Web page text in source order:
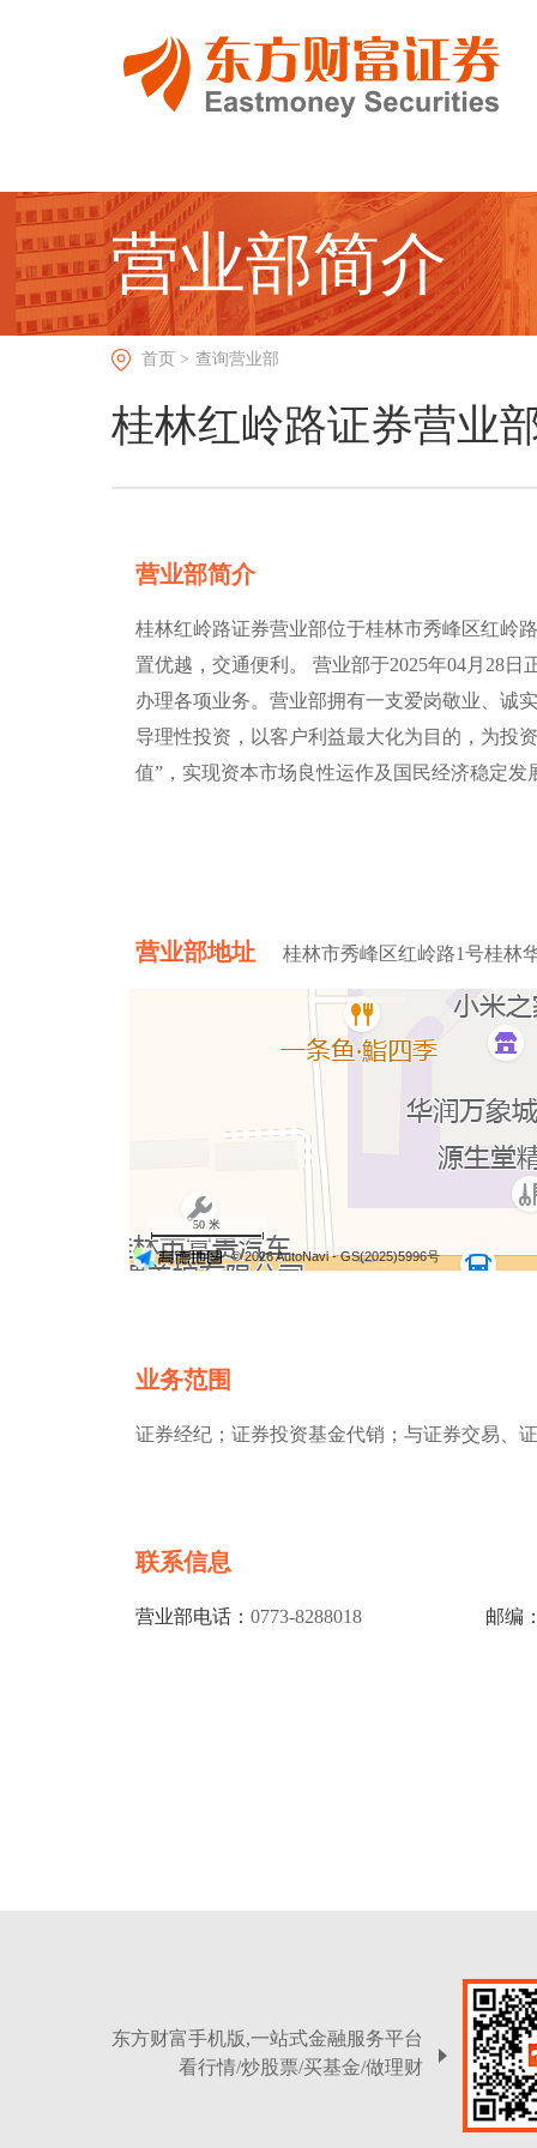
营业部简介
首页 > 查询营业部
桂林红岭路证券营业
营业部简介
桂林红岭路证券营业部位于桂林市秀峰区红岭
置优越，交通便利。 营业部于2025年04月28
办理各项业务。营业部拥有一支爱岗敬业、诚
导理性投资，以客户利益最大化为目的，为投
值”，实现资本市场良性运作及国民经济稳定发
营业部地址 桂林市秀峰区红岭路1号桂林
50 米
© 2026 AutoNavi- GS(2025)5996号
业务范围
证券经纪；证券投资基金代销；与证券交易、
联系信息
营业部电话： 0773-8288018 邮编
东方财富手机版,一站式金融服务平台
看行情/炒股票/买基金/做理财